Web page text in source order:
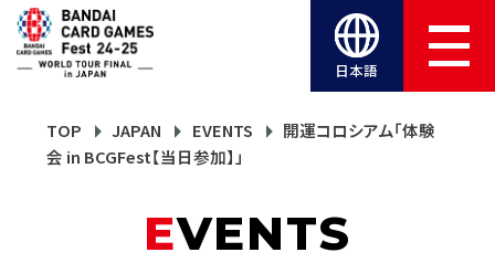
日本語
TOP JAPAN EVENTS
開運コロシアム「体験
会 in BCGFest【当日参加】」
EVENTS